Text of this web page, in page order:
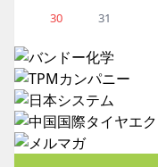
30
31